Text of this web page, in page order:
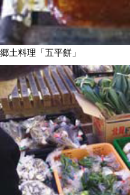
郷土料理「五平餅」